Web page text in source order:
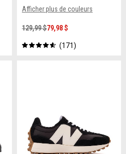
Afficher plus de couleurs
129,99 $79,98 $
171